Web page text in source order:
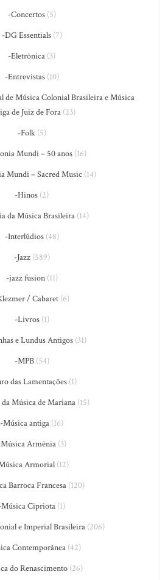
-Concertos(5)
-DG Essentials(7)
-Eletrônica (3)
-Entrevistas(10)
de Música Colonial Brasileira e Música
de Juiz de Fora (23)
-Folk(5)
Mundi – 50 anos(16)
Mundi – Sacred Music (14)
-Hinos (2)
da Música Brasileira(14)
-Interlúdios(48)
-Jazz(589)
-jazz fusion(11)
/ Cabaret (6)
-Livros(1)
e Lundus Antigos (31)
-MPB(54)
das Lamentações (1)
Música de Mariana(15)
-Música antiga (16)
Armênia(3)
Armorial(12)
Barroca Francesa(120)
Cipriota (1)
e Imperial Brasileira(206)
Contemporânea(42)
do Renascimento (26)